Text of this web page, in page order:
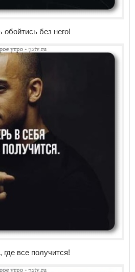
без него!
где все получится!